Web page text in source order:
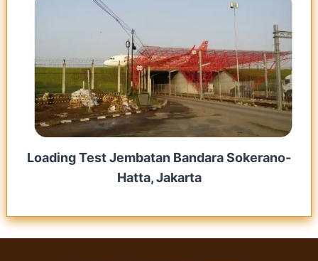
Loading Test Jembatan Bandara Sokerano-
Hatta, Jakarta